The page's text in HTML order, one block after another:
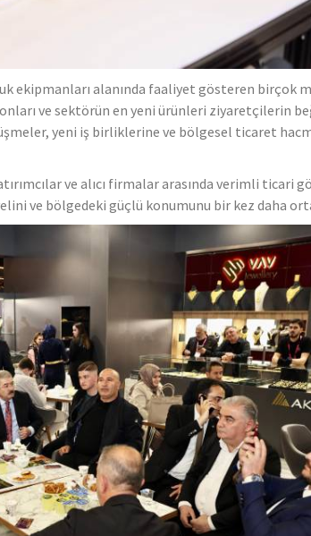
ekipmanları alanında faaliyet gösteren birçok
ve sektörün en yeni ürünleri ziyaretçilerin
yeni iş birliklerine ve bölgesel ticaret
ve alıcı firmalar arasında verimli ticari
ve bölgedeki güçlü konumunu bir kez daha